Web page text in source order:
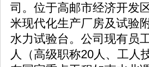
司。位于高邮市经济开发
米现代化生产厂房及试验
水力试验台。公司现有员
人（高级职称20人、工人